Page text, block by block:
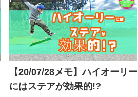
【20/07/28メモ】ハイオーリー
にはステアが効果的!?